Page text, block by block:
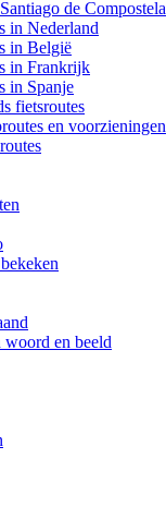
de Compostela
in Nederland
in België
in Frankrijk
in Spanje
fietsroutes
en voorzieningen
en beeld